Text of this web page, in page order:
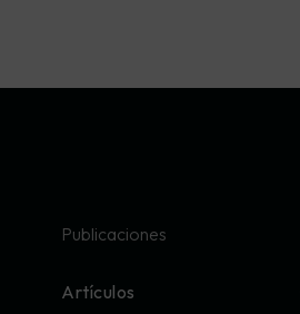
Publicaciones
Artículos